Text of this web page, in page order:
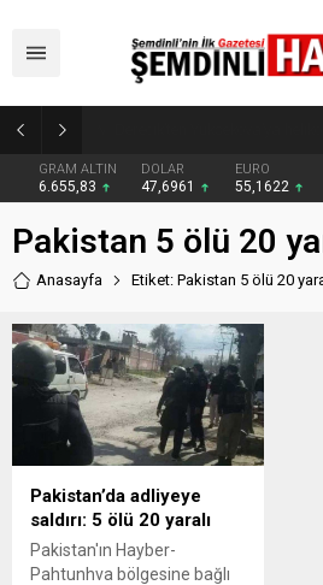
GRAM ALTIN
6.655,83
DOLAR
47,6961
EURO
55,1622
Pakistan 5 ölü 20
Anasayfa Etiket: Pakistan 5 ölü 20
Pakistan’da adliyeye
saldırı: 5 ölü 20 yaralı
Pakistan'ın Hayber-
Pahtunhva bölgesine bağlı